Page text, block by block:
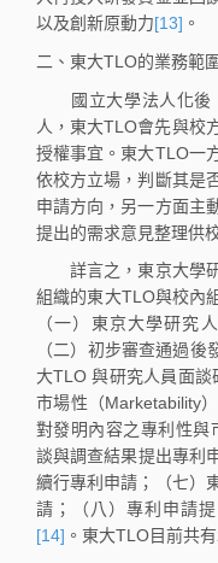
以及創新原動力[13] 。
二、東大TLO的業務範圍
國立大學法人化後
人，東大TLO會先與校
授權事宜。東大TLO一
依校方立場，判斷其是
申請方向，另一方面主
提出的需求意見整理供
詳言之，東京大學研
組織的東大TLO與校內
（一）東京大學研究
（二）初步審查通過
大TLO 與研究人員面
市場性（Marketability
對發明內容之專利性與
談與調查結果提出專利
續行專利申請；（七）
請；（八）專利申請
[14] 。東大TLO目前共